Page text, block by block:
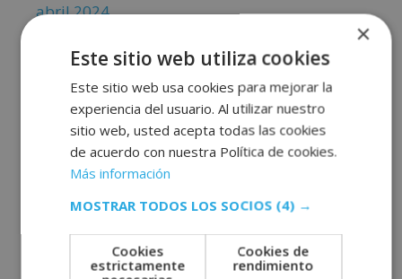
abril 2024
febrero 2024
enero 2024
diciembre 2023
noviembre 2023
octubre 2023
septiembre 2023
×
Este sitio web utiliza cookies
Este sitio web usa cookies para mejorar la
experiencia del usuario. Al utilizar nuestro
sitio web, usted acepta todas las cookies
de acuerdo con nuestra Política de cookies.
Más información
MOSTRAR TODOS LOS SOCIOS (4) →
Cookies
estrictamente
Cookies de
rendimiento